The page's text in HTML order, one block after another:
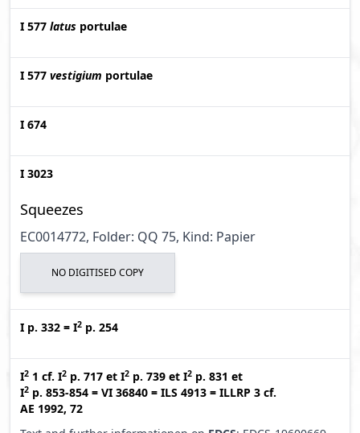
I 577 latus portulae
I 577 vestigium portulae
I 674
I 3023
Squeezes
EC0014772, Folder: QQ 75, Kind: Papier
NO DIGITISED COPY
I p. 332 = I2 p. 254
I2 1 cf. I2 p. 717 et I2 p. 739 et I2 p. 831 et
I2 p. 853-854 = VI 36840 = ILS 4913 = ILLRP 3 cf.
AE 1992, 72